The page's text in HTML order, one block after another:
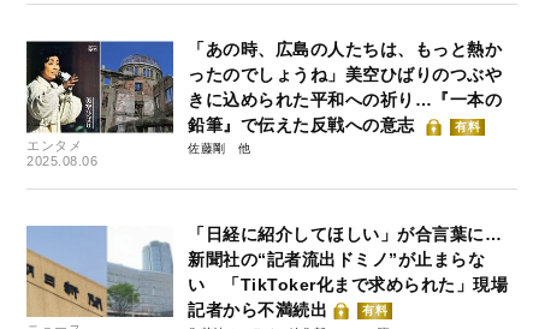
エンタメ
2025.08.06
「あの時、広島の人たちは、もっと熱か
ったのでしょうね」美空ひばりのつぶや
きに込められた平和への祈り…『一本の
鉛筆』で伝えた反戦への意志
有料
佐藤剛
「日経に紹介してほしい」が合言葉に…
新聞社の“記者流出ドミノ”が止まらな
い 「TikToker化まで求められた」現場
記者から不満続出
有料